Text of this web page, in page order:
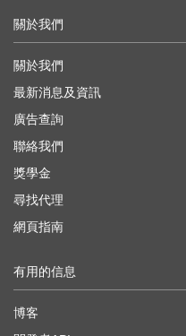
關於我們
關於我們
最新消息及資訊
廣告查詢
聯絡我們
獎學金
尋找代理
網頁指南
有用的信息
博客